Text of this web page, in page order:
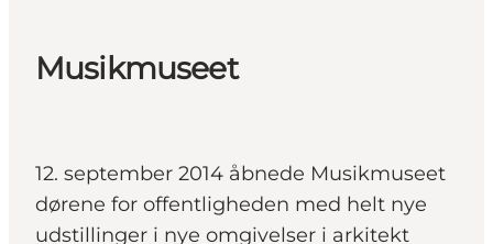
Musikmuseet
12. september 2014 åbnede Musikmuseet
dørene for offentligheden med helt nye
udstillinger i nye omgivelser i arkitekt